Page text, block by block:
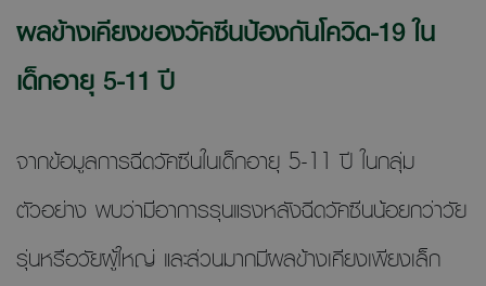
ผลข้างเคียงของวัคซีนป้องกันโควิด-19 ใน
เด็กอายุ 5-11 ปี
จากข้อมูลการฉีดวัคซีนในเด็กอายุ 5-11 ปี ในกลุ่ม
ตัวอย่าง พบว่ามีอาการรุนแรงหลังฉีดวัคซีนน้อยกว่าวัย
รุ่นหรือวัยผู้ใหญ่ และส่วนมากมีผลข้างเคียงเพียงเล็ก